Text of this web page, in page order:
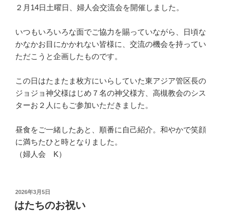
２月14日土曜日、婦人会交流会を開催しました。
いつもいろいろな面でご協力を賜っていながら、日頃な
かなかお目にかかれない皆様に、交流の機会を持ってい
ただこうと企画したものです。
この日はたまたま枚方にいらしていた東アジア管区長の
ジョジョ神父様はじめ７名の神父様方、高槻教会のシス
ターお２人にもご参加いただきました。
昼食をご一緒したあと、順番に自己紹介。和やかで笑顔
に満ちたひと時となりました。
（婦人会 K）
投
稿
日:
2026年3月5日
はたちのお祝い